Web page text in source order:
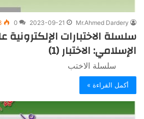
Mr.Ahmed Dardery
2023-09-21
0
سلسلة الاختبارات
الإسلامي: الاختبار (1)
سلسلة الاختب
أكمل القراءة »